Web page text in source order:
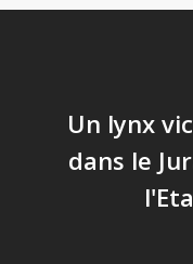
Un lynx
dans le